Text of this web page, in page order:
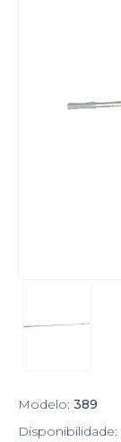
Modelo: 389
Disponibilidade: